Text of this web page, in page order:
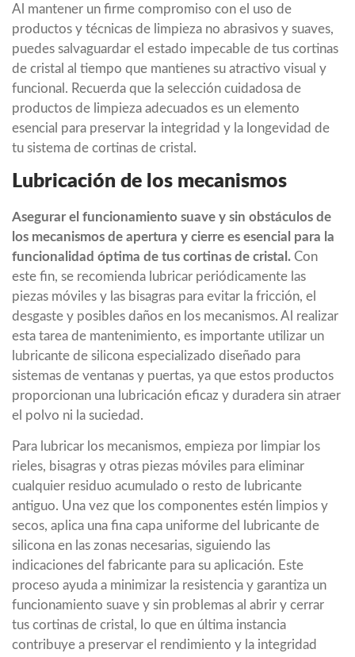
Al mantener un firme compromiso con el uso de
productos y técnicas de limpieza no abrasivos y suaves,
puedes salvaguardar el estado impecable de tus cortinas
de cristal al tiempo que mantienes su atractivo visual y
funcional. Recuerda que la selección cuidadosa de
productos de limpieza adecuados es un elemento
esencial para preservar la integridad y la longevidad de
tu sistema de cortinas de cristal.
Lubricación de los mecanismos
Asegurar el funcionamiento suave y sin obstáculos de
los mecanismos de apertura y cierre es esencial para la
funcionalidad óptima de tus cortinas de cristal. Con
este fin, se recomienda lubricar periódicamente las
piezas móviles y las bisagras para evitar la fricción, el
desgaste y posibles daños en los mecanismos. Al realizar
esta tarea de mantenimiento, es importante utilizar un
lubricante de silicona especializado diseñado para
sistemas de ventanas y puertas, ya que estos productos
proporcionan una lubricación eficaz y duradera sin atraer
el polvo ni la suciedad.
Para lubricar los mecanismos, empieza por limpiar los
rieles, bisagras y otras piezas móviles para eliminar
cualquier residuo acumulado o resto de lubricante
antiguo. Una vez que los componentes estén limpios y
secos, aplica una fina capa uniforme del lubricante de
silicona en las zonas necesarias, siguiendo las
indicaciones del fabricante para su aplicación. Este
proceso ayuda a minimizar la resistencia y garantiza un
funcionamiento suave y sin problemas al abrir y cerrar
tus cortinas de cristal, lo que en última instancia
contribuye a preservar el rendimiento y la integridad